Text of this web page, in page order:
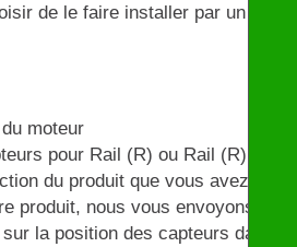
de le faire installer par un de
moteur
pour Rail (R) ou Rail (R) et
du produit que vous avez
produit, nous vous envoyons
la position des capteurs dans